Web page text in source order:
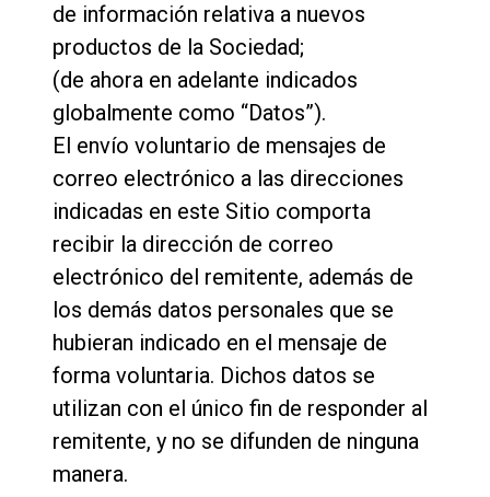
de información relativa a nuevos
productos de la Sociedad;
(de ahora en adelante indicados
globalmente como “Datos”).
El envío voluntario de mensajes de
correo electrónico a las direcciones
indicadas en este Sitio comporta
recibir la dirección de correo
electrónico del remitente, además de
los demás datos personales que se
hubieran indicado en el mensaje de
forma voluntaria. Dichos datos se
utilizan con el único fin de responder al
remitente, y no se difunden de ninguna
manera.